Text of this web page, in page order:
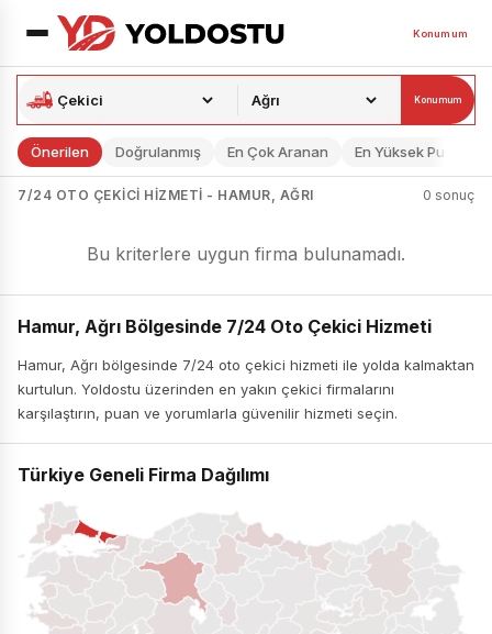
Konumum
Konumum
Önerilen Doğrulanmış En Çok Aranan En Yüksek Puan
7/24 OTO ÇEKICI HIZMETI - HAMUR, AĞRI 0 sonuç
Bu kriterlere uygun firma bulunamadı.
Hamur, Ağrı Bölgesinde 7/24 Oto Çekici Hizmeti
Hamur, Ağrı bölgesinde 7/24 oto çekici hizmeti ile yolda kalmaktan
kurtulun. Yoldostu üzerinden en yakın çekici firmalarını
karşılaştırın, puan ve yorumlarla güvenilir hizmeti seçin.
Türkiye Geneli Firma Dağılımı